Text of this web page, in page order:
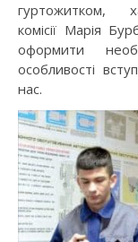
гуртожитком,
комісії Марія
оформити
особливості
нас.